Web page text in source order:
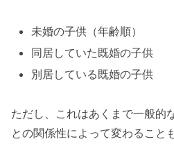
未婚の子供（年齢順）
同居していた既婚の子供
別居している既婚の子供
ただし、これはあくまで一般的
との関係性によって変わること